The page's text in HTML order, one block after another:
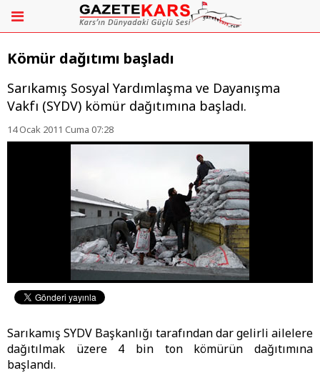
Kömür dağıtımı başladı
Sarıkamış Sosyal Yardımlaşma ve Dayanışma
Vakfı (SYDV) kömür dağıtımına başladı.
14 Ocak 2011 Cuma 07:28
Sarıkamış SYDV Başkanlığı tarafından dar gelirli ailelere
dağıtılmak üzere 4 bin ton kömürün dağıtımına
başlandı.